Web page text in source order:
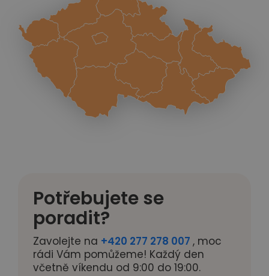
Potřebujete se
poradit?
Zavolejte na +420 277 278 007 , moc
rádi Vám pomůžeme! Každý den
včetně víkendu od 9:00 do 19:00.